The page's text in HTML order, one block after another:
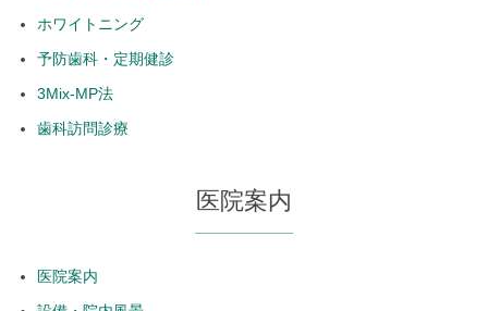
ホワイトニング
予防歯科・定期健診
3Mix-MP法
歯科訪問診療
医院案内
医院案内